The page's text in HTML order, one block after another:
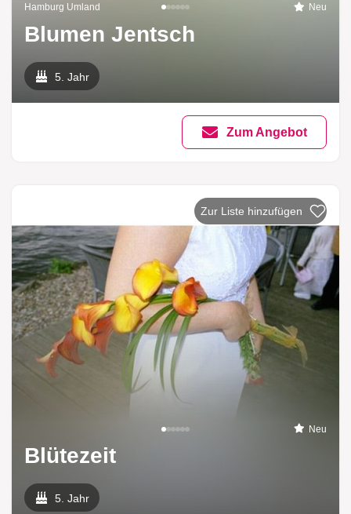
Hamburg Umland Neu
Blumen Jentsch
5. Jahr
Zum Angebot
Zur Liste hinzufügen
Neu
Blütezeit
5. Jahr